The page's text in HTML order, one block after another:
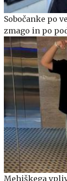
Sobočanke po
zmago in po
Mehiškega